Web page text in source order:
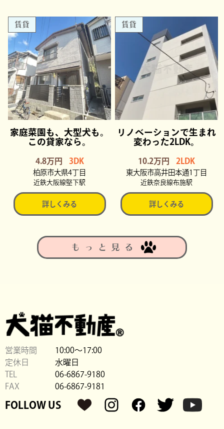
賃貸
家庭菜園も、大型犬も。
この貸家なら。
4.8万円 3DK
柏原市大県4丁目
近鉄大阪線堅下駅
詳しくみる
賃貸
リノベーションで生まれ
変わった2LDK。
10.2万円 2LDK
東大阪市高井田本通1丁目
近鉄奈良線布施駅
詳しくみる
もっと見る
営業時間
10:00〜17:00
定休日
水曜日
TEL
06-6867-9180
FAX
06-6867-9181
FOLLOW US